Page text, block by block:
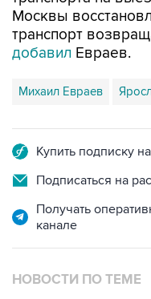
Москвы
транспорт
добавил Евраев.
Михаил Евраев
Купить подписку
Подписаться на
Получать
канале
НОВОСТИ ПО ТЕМЕ